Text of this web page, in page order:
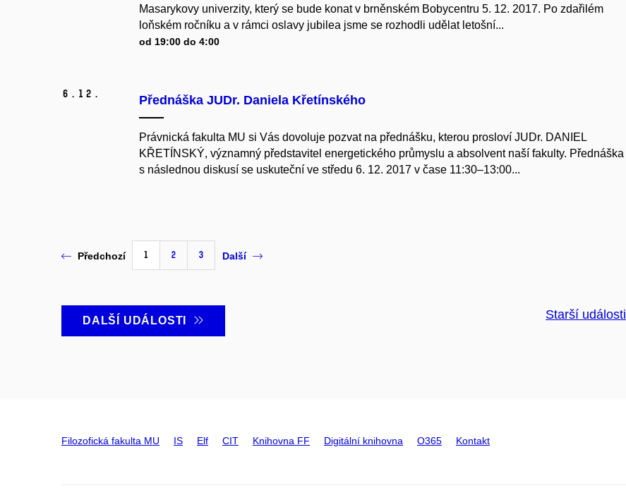
Masarykovy univerzity, který se bude konat v brněnském Bobycentru 5. 12. 2017. Po zdařilém
loňském ročníku a v rámci oslavy jubilea jsme se rozhodli udělat letošní...
od 19:00 do 4:00
6. 12. Přednáška JUDr. Daniela Křetínského
Právnická fakulta MU si Vás dovoluje pozvat na přednášku, kterou prosloví JUDr. DANIEL
KŘETÍNSKÝ, významný představitel energetického průmyslu a absolvent naší fakulty. Přednáška
s následnou diskusí se uskuteční ve středu 6. 12. 2017 v čase 11:30–13:00...
Předchozí 1 2 3 Další
DALŠÍ UDÁLOSTI Starší události
Filozofická fakulta MU IS Elf CIT Knihovna FF Digitální knihovna O365 Kontakt